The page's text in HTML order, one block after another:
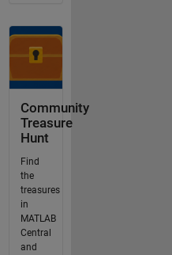
Community
Treasure
Hunt
Find
the
treasures
in
MATLAB
Central
and